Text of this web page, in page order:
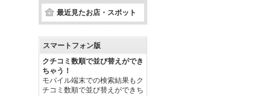
最近見たお店・スポット
スマートフォン版
クチコミ数順で並び替えができ
ちゃう！
モバイル端末での検索結果もク
チコミ数順で並び替えができち